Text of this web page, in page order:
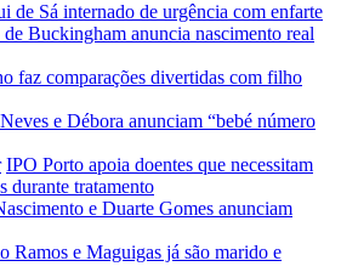
de Sá internado de urgência com enfarte
de Buckingham anuncia nascimento real
faz comparações divertidas com filho
e Débora anunciam “bebé número
IPO Porto apoia doentes que necessitam
durante tratamento
e Duarte Gomes anunciam
Ramos e Maguigas já são marido e